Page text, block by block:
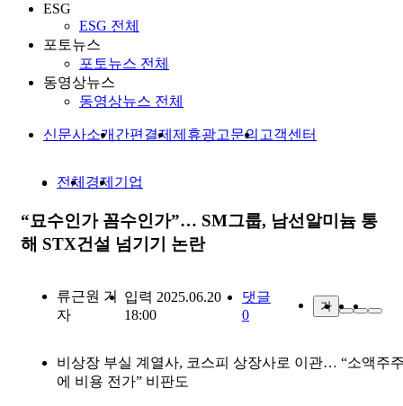
ESG
ESG 전체
포토뉴스
포토뉴스 전체
동영상뉴스
동영상뉴스 전체
신문사소개 간편결제 제휴광고문의 고객센터
전체 경제 기업
“묘수인가 꼼수인가”… SM그룹, 남선알미늄 통
해 STX건설 넘기기 논란
류근원 기
자
입력 2025.06.20
18:00
댓글
0
가
비상장 부실 계열사, 코스피 상장사로 이관… “소액주
에 비용 전가” 비판도